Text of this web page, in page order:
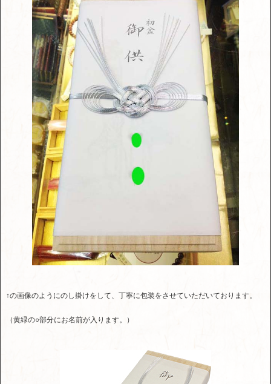
↑の画像のようにのし掛けをして、丁寧に包装をさせていただいております。
（黄緑の○部分にお名前が入ります。）